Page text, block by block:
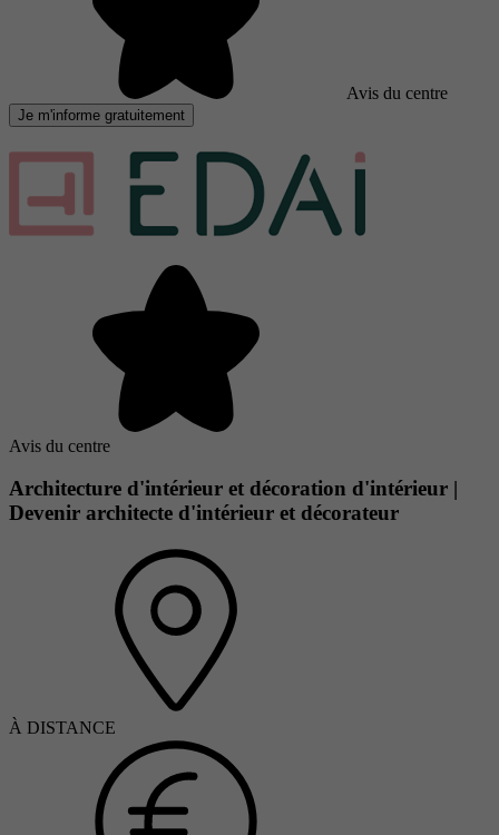
Avis du centre
Je m'informe gratuitement
Avis du centre
Architecture d'intérieur et décoration d'intérieur |
Devenir architecte d'intérieur et décorateur
À DISTANCE